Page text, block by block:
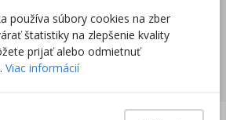
v predajniach
produkty
používa súbory cookies na zber
štatistiky na zlepšenie kvality
prijať alebo odmietnuť
Viac informácií